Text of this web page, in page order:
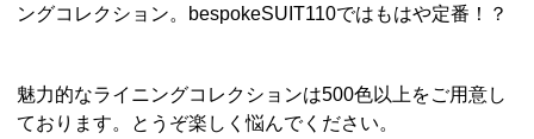
ングコレクション。bespokeSUIT110ではもはや定番！？
魅力的なライニングコレクションは500色以上をご用意し
ております。とうぞ楽しく悩んでください。